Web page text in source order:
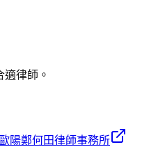
律師。
歐陽鄭何田律師事務所